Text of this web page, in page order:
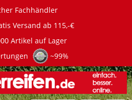
Fachhändler
Versand ab 115,-€
Artikel auf Lager
~99%